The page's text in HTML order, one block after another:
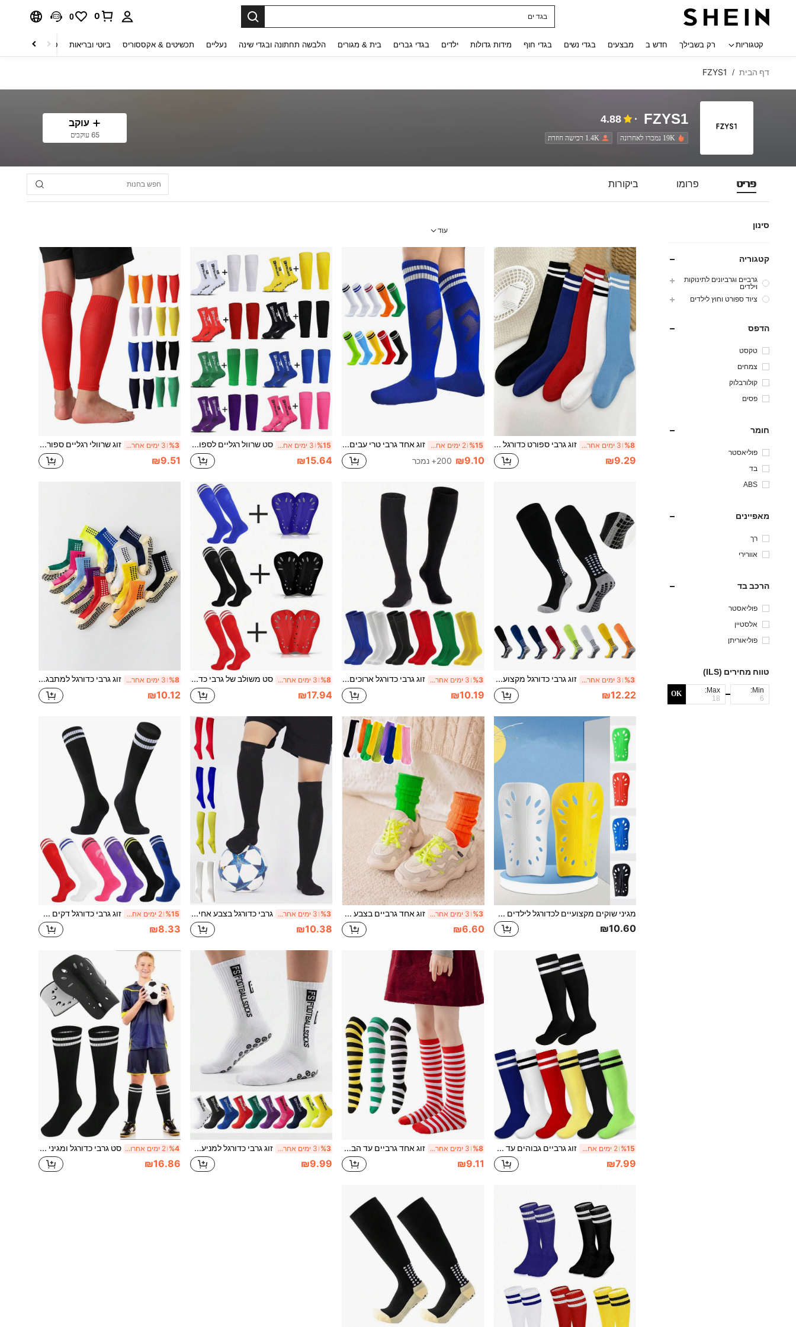
בגד ים
0
0
קטגוריות רק בשבילך חדש ב מבצעים בגדי נשים בגדי חוף מידות גדולות ילדים בגדי גברים בית & מגורים הלבשה תחתונה ובגדי שינה נעליים תכשיטים & אקססוריס ביוטי ובריאות טקסטיל לבית
דף הבית /
FZYS1
FZYS1
4.88
19K נמכרו לאחרונה 1.4K רכישה חוזרת
עוקב
65 עוקבים
פריט פרומו ביקורות
סינון
קטגוריה
גרביים וגרביונים לתינוקות
וילדים
ציוד ספורט וחוץ לילדים
הדפס
טקסט
צמחים
קולורבלוק
פסים
חומר
פוליאסטר
בד
ABS
מאפיינים
רך
אוורירי
הרכב בד
פוליאסטר
אלסטיין
פוליאוריתן
טווח מחירים (ILS)
Min:
Max:
OK
עוד
%8 3 ימים אחרונים זוג גרבי ספורט כדורגל לנוער לבנים ובנות, גרביים מפסים עד הברך סופגי זיעה ומאווררים, תערובת פוליאסטר וספנדקס, בד סרוג, מתאים לגילאי 8-15, לכל העונות
₪9.29
%15 2 ימים אחרונים זוג אחד גרבי טרי עבים לילדים עד הברך, גרבי ספורט ארוכות לאימונים מקצועיים נגד החלקה לילדים בגילאי 7-13
₪9.10 200+ נמכר
%15 3 ימים אחרונים סט שרוול רגליים לספורט וכדורגל לבני נוער עם אחיזה נגד החלקה, שרוול רגליים לספורט ושרוול דחיסה לשוק, חזרה לבית הספר
₪15.64
%3 3 ימים אחרונים זוג שרוולי רגליים ספורטיביים לילדים, מגיני שוקים לכדורגל, עשויים מבד סריג פוליאסטר, מתאים לספורט חוץ לילדים, חזרה לבית הספר
₪9.51
%3 3 ימים אחרונים זוג גרבי כדורגל מקצועיים נגד החלקה לילדים, גרבי ספורט עד הברך עם בטנת טרי עבה, בד סריג פוליאסטר, חזרה לבית הספר
₪12.22
%3 3 ימים אחרונים זוג גרבי כדורגל ארוכים עבים נגד החלקה לילדים, גרבי ספורט ארוכים בצבע אחיד לכדורסל, מתאים לבנים בני 2-12, לחזרה לבית הספר
₪10.19
%8 3 ימים אחרונים סט משולב של גרבי כדורגל מקצועיים ומגני שוקיים לילדים, גרבי ספורט ארוכות עם מגני שוקיים נשלפים, מתאים לגילאי 7-12 בנים ובנות לאימוני חוץ
₪17.94
%8 3 ימים אחרונים זוג גרבי כדורגל למתבגרים עם ציפוי מונע החלקה עד אמצע השוק, גרבי ספורט לבנים, גרבי בית רב-שימושיים קז'ואל לבנות, חזרה לבית הספר
₪10.12
מגיני שוקים מקצועיים לכדורגל לילדים בני 10-18 עם חורי אוורור, מגיני רגליים לאימון ומשחק, חזרה לבית הספר
₪10.60
%3 3 ימים אחרונים זוג אחד גרביים בצבע אחיד לילדים עד אמצע השוק, גרביים מצולעות לבנות לאביב, סתיו וחורף, בד סרוג, גרביים פשוטות ורב-תכליתיות בצבעי סוכריות לבנים, מתאים לילדים בגילאי 2-6 שנים לכל עונות השנה
₪6.60
%3 3 ימים אחרונים גרבי כדורגל בצבע אחיד לבני נוער בגילאי 10-17, גרבי כדורגל ארוכים לבנים ובנות, מתאימים ללבישה יומית של בני נוער וילדים, לחזרה לבית הספר
₪10.38
%15 2 ימים אחרונים זוג גרבי כדורגל דקים מעל הברך בצבעים חלקים ופסים לילדים, מתאים לבנים ובנות בני 7-12 ללבישה יומית, חזרה לבית הספר
₪8.33
%15 2 ימים אחרונים זוג גרביים גבוהים עד הברך לספורט כדורגל/בייסבול/סופטבול לילדים/בני נוער, גרבי ברך יומיומיים יוניסקס מתאימים לבנים ובנות בגילאי 2-12, חזרה לבית הספר
₪7.99
%8 3 ימים אחרונים זוג אחד גרביים עד הברך לילדים, גרבי שוק מפוספסות לבנות, מתאים להופעות חג, מתאים לגילאי 7-12
₪9.11
%3 3 ימים אחרונים זוג גרבי כדורגל למניעת החלקה לבני נוער, בנים ובנות בגילאי 10-16, גרבי ספורט עד אמצע השוק, מתאימים לכדורגל, ריצה, רכיבה על אופניים, חזרה לבית הספר
₪9.99
%4 2 ימים אחרונים סט גרבי כדורגל ומגיני שוקים לילדים, גרבי ספורט ארוכים עם מגיני שוקים להכנסה, מתאים לילדים בגילאי 8-14 לספורט יומיומי
₪16.86